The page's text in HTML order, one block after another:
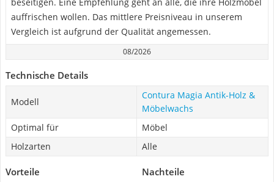
auffrischen wollen. Das mittlere Preisniveau in unserem
Vergleich ist aufgrund der Qualität angemessen.
08/2026
Technische Details
Modell
Contura Magia Antik-Holz &
Möbelwachs
Optimal für
Möbel
Holzarten
Alle
Vorteile Nachteile